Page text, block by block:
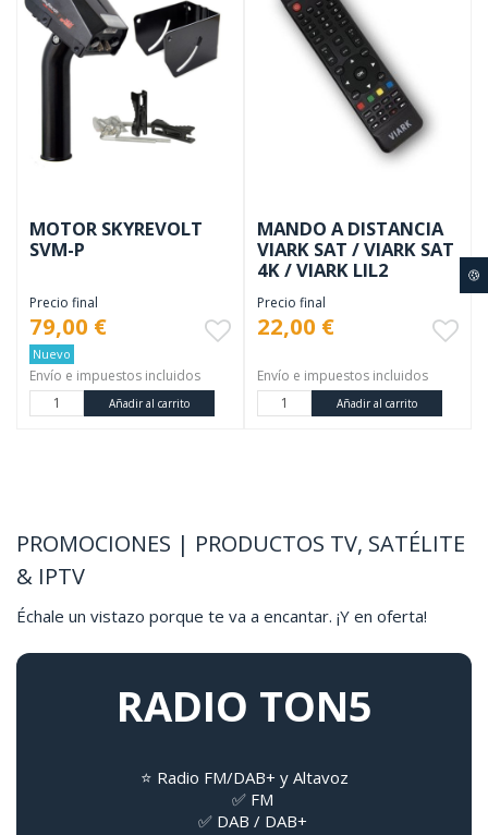
MOTOR SKYREVOLT
SVM-P
Precio final
79,00 €
Nuevo
Envío e impuestos incluidos
Añadir al carrito
MANDO A DISTANCIA
VIARK SAT / VIARK SAT
4K / VIARK LIL2
Precio final
22,00 €
Envío e impuestos incluidos
Añadir al carrito
PROMOCIONES | PRODUCTOS TV, SATÉLITE
& IPTV
Échale un vistazo porque te va a encantar. ¡Y en oferta!
RADIO TON5
⭐ Radio FM/DAB+ y Altavoz
✅ FM
✅ DAB / DAB+
🍪